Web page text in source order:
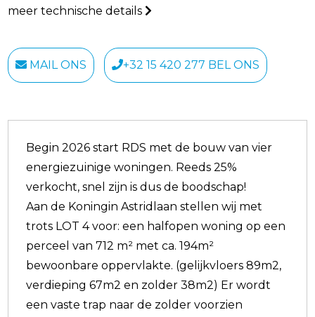
meer technische details
MAIL ONS +32 15 420 277 BEL ONS
Begin 2026 start RDS met de bouw van vier
energiezuinige woningen. Reeds 25%
verkocht, snel zijn is dus de boodschap!
Aan de Koningin Astridlaan stellen wij met
trots LOT 4 voor: een halfopen woning op een
perceel van 712 m² met ca. 194m²
bewoonbare oppervlakte. (gelijkvloers 89m2,
verdieping 67m2 en zolder 38m2) Er wordt
een vaste trap naar de zolder voorzien